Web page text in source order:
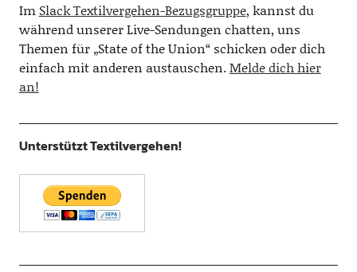
Im Slack Textilvergehen-Bezugsgruppe, kannst du
während unserer Live-Sendungen chatten, uns
Themen für „State of the Union“ schicken oder dich
einfach mit anderen austauschen.Melde dich hier
an!
Unterstützt Textilvergehen!